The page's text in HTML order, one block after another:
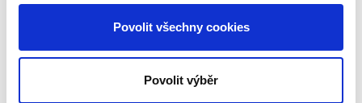
Povolit všechny cookies
Povolit výběr
právo a ekonomie